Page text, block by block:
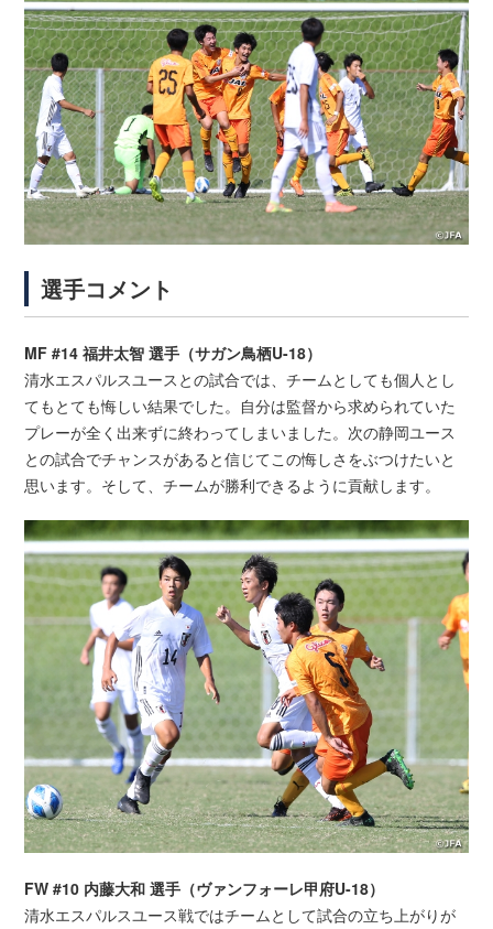
選手コメント
MF #14 福井太智 選手（サガン鳥栖U-18）
清水エスパルスユースとの試合では、チームとしても個人とし
てもとても悔しい結果でした。自分は監督から求められていた
プレーが全く出来ずに終わってしまいました。次の静岡ユース
との試合でチャンスがあると信じてこの悔しさをぶつけたいと
思います。そして、チームが勝利できるように貢献します。
FW #10 内藤大和 選手（ヴァンフォーレ甲府U-18）
清水エスパルスユース戦ではチームとして試合の立ち上がりが